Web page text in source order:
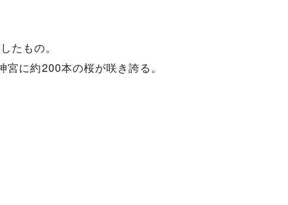
たもの。
に約200本の桜が咲き誇る。